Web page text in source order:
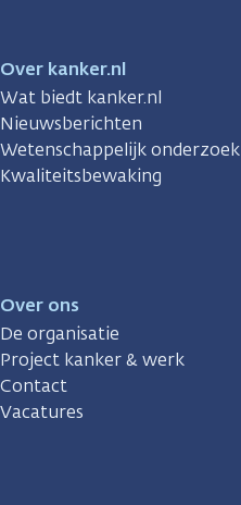
Over kanker.nl
Wat biedt kanker.nl
Nieuwsberichten
Wetenschappelijk onderzoek
Kwaliteitsbewaking
Over ons
De organisatie
Project kanker & werk
Contact
Vacatures